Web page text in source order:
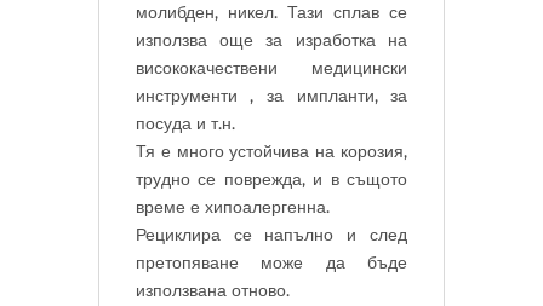
молибден, никел. Тази сплав се
използва още за изработка на
висококачествени медицински
инструменти , за импланти, за
посуда и т.н.
Тя е много устойчива на корозия,
трудно се поврежда, и в същото
време е хипоалергенна.
Рециклира се напълно и след
претопяване може да бъде
използвана отново.